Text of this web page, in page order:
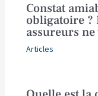
Constat
obligatoire ?
assureurs
Articles